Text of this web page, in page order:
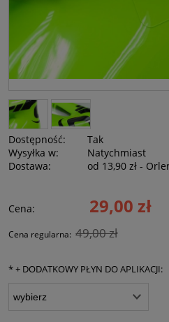
Dostępność:
Tak
Wysyłka w:
Natychmiast
Dostawa:
od 13,90 zł -
Cena nie zawiera ewentualnych
Cena: 29,00 zł
Cena regularna: 49,00 zł
*+ DODATKOWY PŁYN DO APLIKACJI: